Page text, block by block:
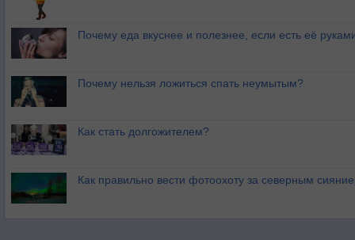
Почему еда вкуснее и полезнее, если есть её
Почему нельзя ложиться спать неумытым?
Как стать долгожителем?
Как правильно вести фотоохоту за северным